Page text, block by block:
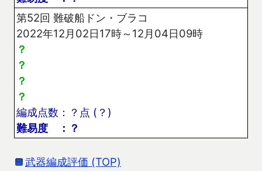
第52回 難破船ドン・ブラコ
2022年12月02日17時～12月04日09時
？
？
？
？
編成点数：？点 (？)
難易度 ：？
武器編成評価 (TOP)